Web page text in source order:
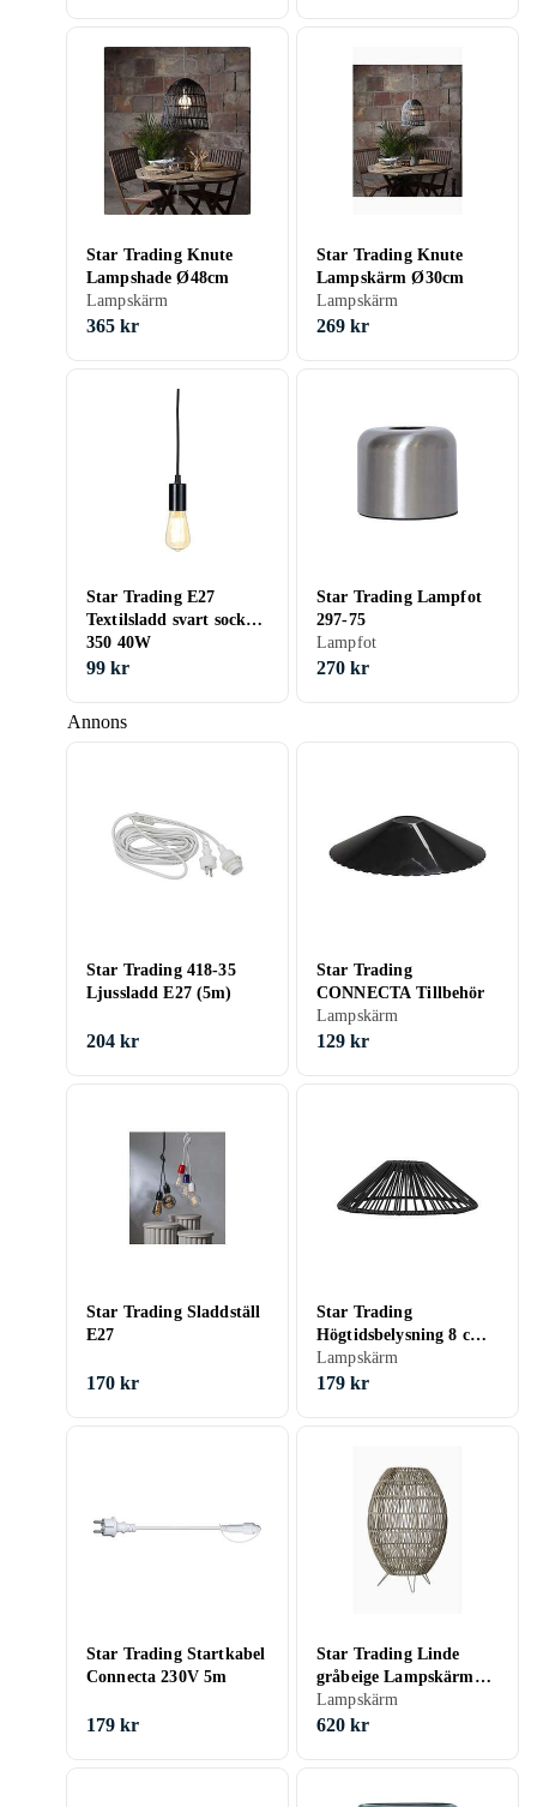
Annons
Star Trading Knute
Lampshade Ø48cm
Lampskärm
365 kr
Star Trading Knute
Lampskärm Ø30cm
Lampskärm
269 kr
Star Trading E27
Textilsladd svart sockel
350 40W
99 kr
Star Trading Lampfot
297-75
Lampfot
270 kr
Star Trading 418-35
Ljussladd E27 (5m)
204 kr
Star Trading
CONNECTA Tillbehör
Lampskärm
129 kr
Star Trading Sladdställ
E27
170 kr
Star Trading
Högtidsbelysning 8 cm
092-12
Lampskärm
179 kr
Star Trading Startkabel
Connecta 230V 5m
179 kr
Star Trading Linde
gråbeige Lampskärm
(30x46cm)
Lampskärm
620 kr